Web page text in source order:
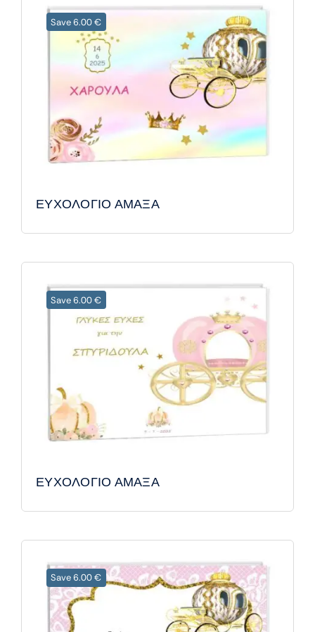
Save 6.00 €
ΕΥΧΟΛΟΓΙΟ ΑΜΑΞΑ
Save 6.00 €
ΕΥΧΟΛΟΓΙΟ ΑΜΑΞΑ
Save 6.00 €